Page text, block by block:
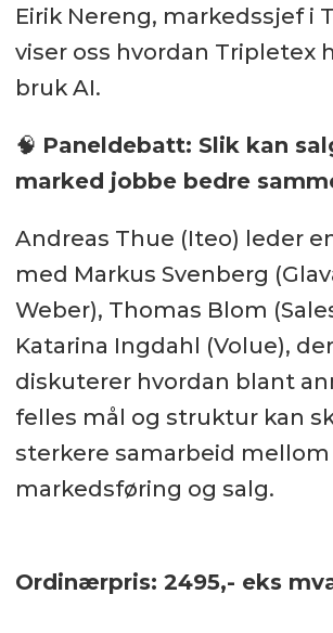
Eirik Nereng, markedssjef i
viser oss hvordan Tripletex
bruk AI.
🧠 Paneldebatt: Slik kan
marked jobbe bedre
Andreas Thue (Iteo) leder
med Markus Svenberg
Weber), Thomas Blom
Katarina Ingdahl (Volue),
diskuterer hvordan blant
felles mål og struktur kan
sterkere samarbeid mellom
markedsføring og salg.
Ordinærpris: 2495,- eks